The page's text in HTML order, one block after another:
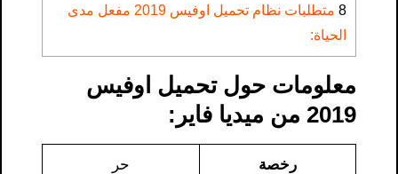
8
متطلبات نظام تحميل اوفيس 2019 مفعل مدى
الحياة:
معلومات حول تحميل اوفيس
2019 من ميديا فاير​:
رخصة حر